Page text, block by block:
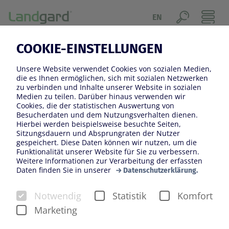
COOKIE-EINSTELLUNGEN
Unsere Website verwendet Cookies von sozialen Medien,
die es Ihnen ermöglichen, sich mit sozialen Netzwerken
zu verbinden und Inhalte unserer Website in sozialen
Medien zu teilen. Darüber hinaus verwenden wir
Cookies, die der statistischen Auswertung von
Besucherdaten und dem Nutzungsverhalten dienen.
Hierbei werden beispielsweise besuchte Seiten,
Sitzungsdauern und Absprungraten der Nutzer
gespeichert. Diese Daten können wir nutzen, um die
Funktionalität unserer Website für Sie zu verbessern.
Weitere Informationen zur Verarbeitung der erfassten
Daten finden Sie in unserer
Datenschutzerklärung.
Notwendig Statistik
Komfort
Marketing
EN
NEUIGKEITEN
2017 2018 2019 2020 2021
2022 2023 2024 2025
Kategoriefilter
Veranstaltungen Konzern
Blumen und Pflanzen Veiling Rhein-Maas
1000 gute Gründe